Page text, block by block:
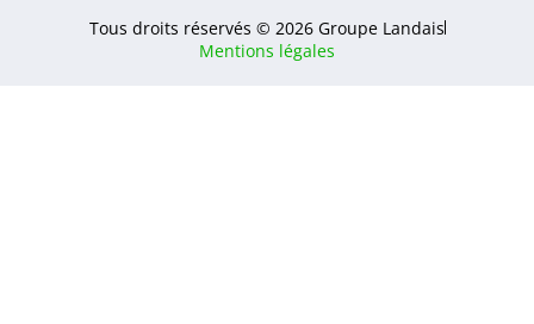
Tous droits réservés © 2026 Groupe Landais
Mentions légales